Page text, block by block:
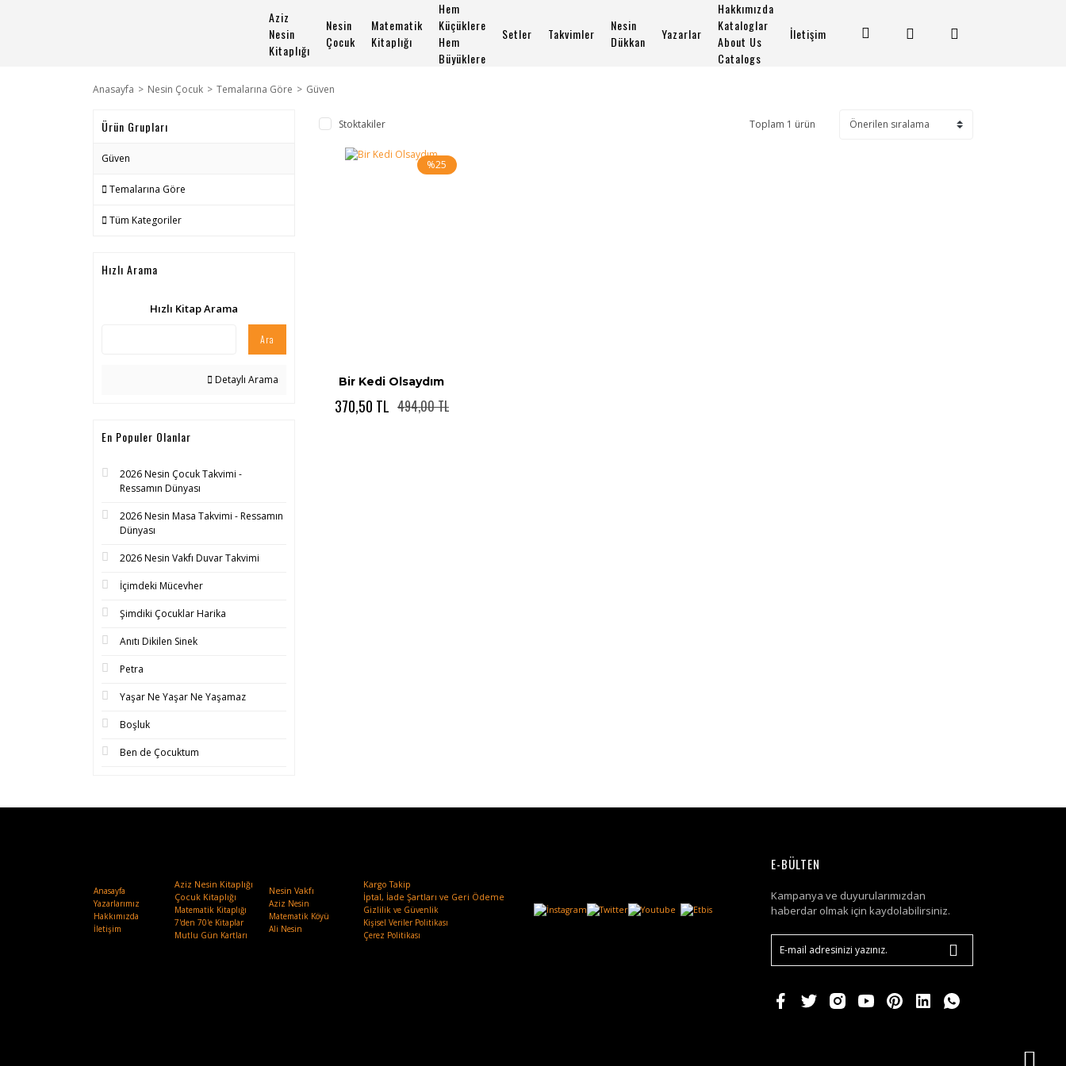
Aziz
Nesin
Kitaplığı
Nesin
Çocuk
Matematik
Kitaplığı
Hem
Küçüklere
Hem
Büyüklere
Setler Takvimler
Nesin
Dükkan
Yazarlar
Hakkımızda
Kataloglar
About Us
Catalogs
İletişim
Anasayfa Nesin Çocuk Temalarına Göre Güven
Ürün Grupları
Güven
Temalarına Göre
Tüm Kategoriler
Hızlı Arama
Hızlı Kitap Arama
Ara
Detaylı Arama
En Populer Olanlar
2026 Nesin Çocuk Takvimi -
Ressamın Dünyası
2026 Nesin Masa Takvimi - Ressamın
Dünyası
2026 Nesin Vakfı Duvar Takvimi
İçimdeki Mücevher
Şimdiki Çocuklar Harika
Anıtı Dikilen Sinek
Petra
Yaşar Ne Yaşar Ne Yaşamaz
Boşluk
Ben de Çocuktum
Stoktakiler Toplam 1 ürün
%25
Bir Kedi Olsaydım
370,50 TL 494,00 TL
Anasayfa
Yazarlarımız
Hakkımızda
İletişim
Aziz Nesin Kitaplığı
Çocuk Kitaplığı
Matematik Kitaplığı
7'den 70'e Kitaplar
Mutlu Gün Kartları
Nesin Vakfı
Aziz Nesin
Matematik Köyü
Ali Nesin
Kargo Takip
İptal, İade Şartları ve Geri Ödeme
Gizlilik ve Güvenlik
Kişisel Veriler Politikası
Çerez Politikası
E-BÜLTEN
Kampanya ve duyurularımızdan
haberdar olmak için kaydolabilirsiniz.